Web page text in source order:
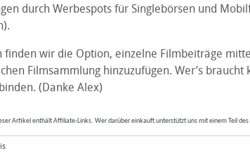
durch Werbespots für Singlebörsen und
finden wir die Option, einzelne Filmbeiträge
Filmsammlung hinzuzufügen. Wer’s
(Danke Alex)
Artikel enthält Affiliate-Links. Wer darüber einkauft unterstützt uns mit einem Teil